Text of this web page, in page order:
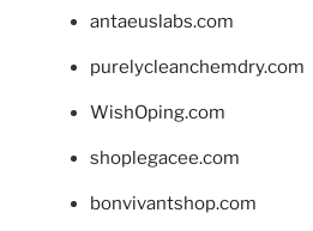
antaeuslabs.com
purelycleanchemdry.com
WishOping.com
shoplegacee.com
bonvivantshop.com